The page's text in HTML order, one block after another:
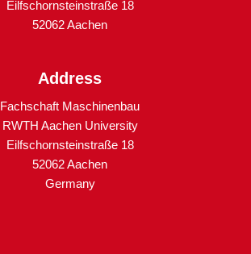
Eilfschornsteinstraße 18
52062 Aachen
Address
Fachschaft Maschinenbau
RWTH Aachen University
Eilfschornsteinstraße 18
52062 Aachen
Germany